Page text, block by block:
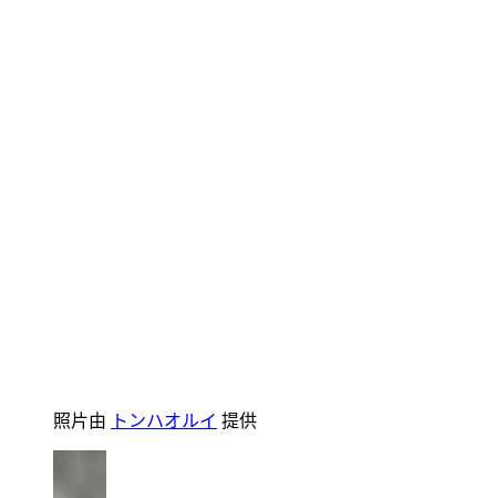
照片由 トンハオルイ 提供